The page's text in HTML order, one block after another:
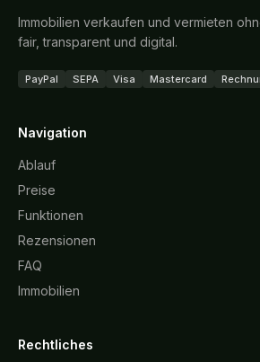
Immobilien verkaufen und vermieten
fair, transparent und digital.
PayPal SEPA Visa Mastercard
Navigation
Ablauf
Preise
Funktionen
Rezensionen
FAQ
Immobilien
Rechtliches